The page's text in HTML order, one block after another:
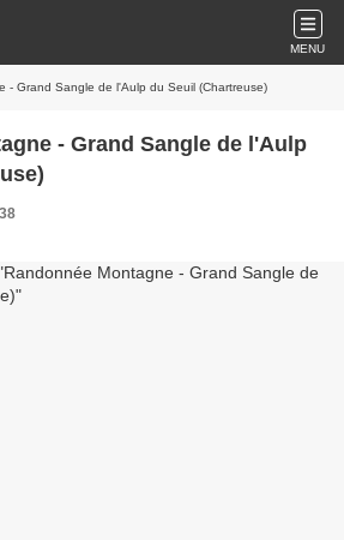
MENU
- Grand Sangle de l'Aulp du Seuil (Chartreuse)
- Grand Sangle de l'Aulp